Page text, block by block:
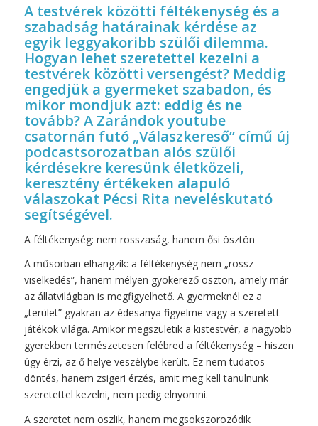
A testvérek közötti féltékenység és a
szabadság határainak kérdése az
egyik leggyakoribb szülői dilemma.
Hogyan lehet szeretettel kezelni a
testvérek közötti versengést? Meddig
engedjük a gyermeket szabadon, és
mikor mondjuk azt: eddig és ne
tovább? A Zarándok youtube
csatornán futó „Válaszkereső” című új
podcastsorozatban alós szülői
kérdésekre keresünk életközeli,
keresztény értékeken alapuló
válaszokat Pécsi Rita neveléskutató
segítségével.
A féltékenység: nem rosszaság, hanem ősi ösztön
A műsorban elhangzik: a féltékenység nem „rossz
viselkedés”, hanem mélyen gyökerező ösztön, amely már
az állatvilágban is megfigyelhető. A gyermeknél ez a
„terület” gyakran az édesanya figyelme vagy a szeretett
játékok világa. Amikor megszületik a kistestvér, a nagyobb
gyerekben természetesen felébred a féltékenység – hiszen
úgy érzi, az ő helye veszélybe került. Ez nem tudatos
döntés, hanem zsigeri érzés, amit meg kell tanulnunk
szeretettel kezelni, nem pedig elnyomni.
A szeretet nem oszlik, hanem megsokszorozódik